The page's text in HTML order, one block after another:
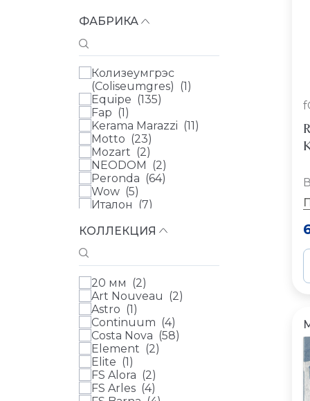
ФАБРИКА
Колизеумгрэс
(Coliseumgres) (1 )
Equipe (135)
Fap (1 )
Kerama Marazzi (11 )
Motto (23)
Mozart (2)
NEODOM (2)
Peronda (64)
Wow (5)
Италон (7)
Abk ( 0)
Ariana Ceramica (
Atlas Concorde (
Atlas Concorde Russia
(0)
Ava (0)
Azulev ( 0)
Casa Dolce Casa (
Cedit (0
Century (0
КОЛЛЕКЦИЯ
20 мм (2)
Art Nouveau (2)
Astro (1)
Continuum (4)
Costa Nova (58)
Element (2)
Elite (1)
FS Alora (2)
FS Arles (4)